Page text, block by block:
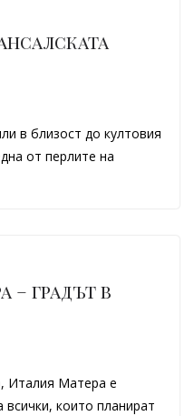
в близост до култовия
от перлите на
– градът в
Италия Матера е
които планират